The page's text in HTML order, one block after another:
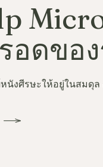
อดขอ
หนังศีรษะให้อยู่ในสม